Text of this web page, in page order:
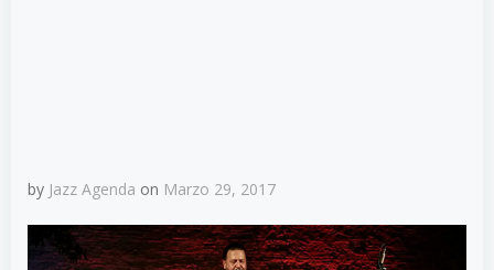
by Jazz Agenda on Marzo 29, 2017